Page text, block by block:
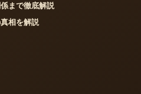
まで徹底解説
相を解説